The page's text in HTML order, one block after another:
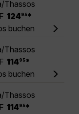
Thassos
12495 *
buchen
Thassos
11495 *
buchen
Thassos
11495 *